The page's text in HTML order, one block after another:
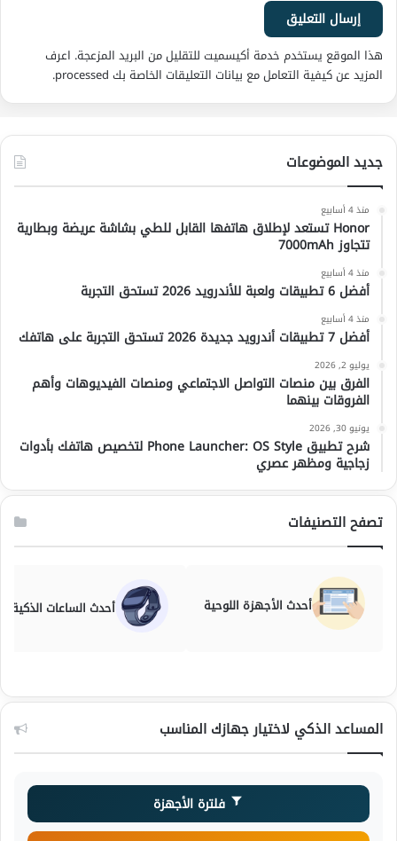
هذا الموقع يستخدم خدمة أكيسميت للتقليل من البريد المزعجة. اعرف
المزيد عن كيفية التعامل مع بيانات التعليقات الخاصة بك processed
.
جديد الموضوعات
منذ 4 أسابيع
Honor تستعد لإطلاق هاتفها القابل للطي بشاشة عريضة وبطارية
تتجاوز 7000mAh
منذ 4 أسابيع
أفضل 6 تطبيقات ولعبة للأندرويد 2026 تستحق التجربة
منذ 4 أسابيع
أفضل 7 تطبيقات أندرويد جديدة 2026 تستحق التجربة على هاتفك
يوليو 2, 2026
الفرق بين منصات التواصل الاجتماعي ومنصات الفيديوهات وأهم
الفروقات بينهما
يونيو 30, 2026
شرح تطبيق Phone Launcher: OS Style لتخصيص هاتفك بأدوات
زجاجية ومظهر عصري
تصفح التصنيفات
أحدث الأجهزة اللوحية أحدث الساعات الذكية
المساعد الذكي لاختيار جهازك المناسب
فلترة الأجهزة